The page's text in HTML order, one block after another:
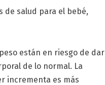
de salud para el bebé,
están en riesgo de dar
de lo normal. La
incrementa es más